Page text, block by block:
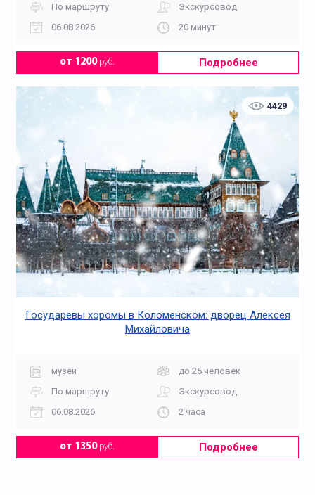
По маршруту
Экскурсовод
06.08.2026
20 минут
от 1200руб. Подробнее
4429
Государевы хоромы в Коломенском: дворец Алексея
Михайловича
музей
до 25 человек
По маршруту
Экскурсовод
06.08.2026
2 часа
от 1350руб. Подробнее